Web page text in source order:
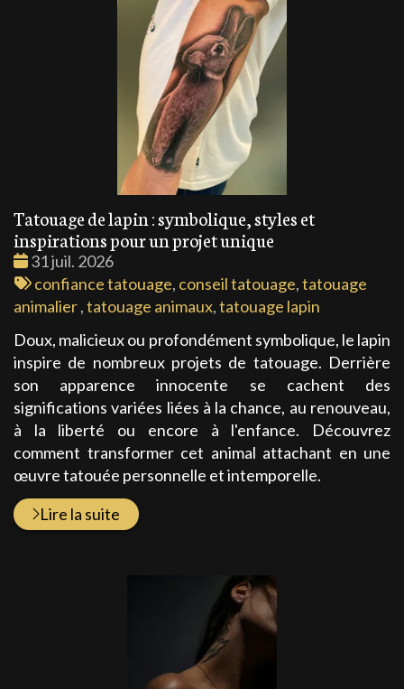
Tatouage de lapin : symbolique, styles et
inspirations pour un projet unique
Date
:
31 juil. 2026
Tags
:
confiance tatouage, conseil tatouage,tatouage
animalier,tatouage animaux,tatouage lapin
Doux, malicieux ou profondément symbolique, le lapin
inspire de nombreux projets de tatouage. Derrière
son apparence innocente se cachent des
significations variées liées à la chance, au renouveau,
à la liberté ou encore à l'enfance. Découvrez
comment transformer cet animal attachant en une
œuvre tatouée personnelle et intemporelle.
Lire la suite